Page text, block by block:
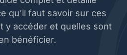
qu’il faut savoir sur ces
y accéder et quelles sont
bénéficier.